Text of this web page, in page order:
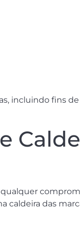
incluindo fins
caldeira das